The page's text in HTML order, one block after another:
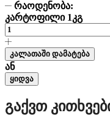
რაოდენობა:
კარტოფილი 1კგ
კალათაში დამატება
ან
ყიდვა
Გაქვთ